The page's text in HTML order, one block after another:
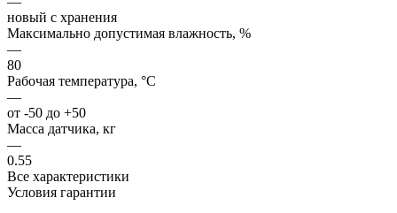
новый с хранения
Максимально допустимая влажность, %
—
80
Рабочая температура, °C
—
от -50 до +50
Масса датчика, кг
—
0.55
Все характеристики
Условия гарантии